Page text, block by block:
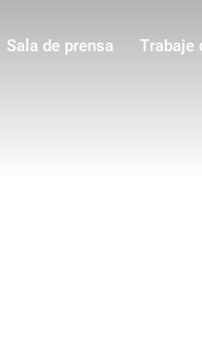
Sala de prensa Trabaje